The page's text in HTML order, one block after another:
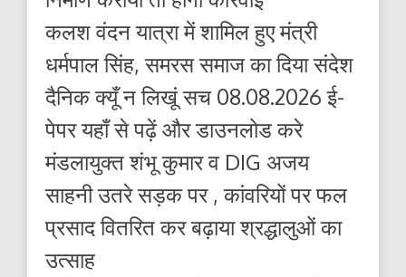
कलश वंदन यात्रा में शामिल हुए मंत्री
धर्मपाल सिंह, समरस समाज का दिया संदेश
दैनिक क्यूँ न लिखूं सच 08.08.2026 ई-
पेपर यहाँ से पढ़ें और डाउनलोड करे
मंडलायुक्त शंभू कुमार व DIG अजय
साहनी उतरे सड़क पर , कांवरियों पर फल
प्रसाद वितरित कर बढ़ाया श्रद्धालुओं का
उत्साह